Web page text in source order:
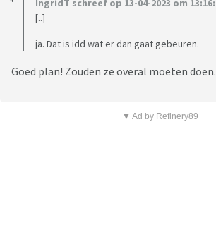
IngridT schreef op 13-04-2023 om 13:16:
[..]
ja. Dat is idd wat er dan gaat gebeuren.
Goed plan! Zouden ze overal moeten doen.
▼ Ad by Refinery89